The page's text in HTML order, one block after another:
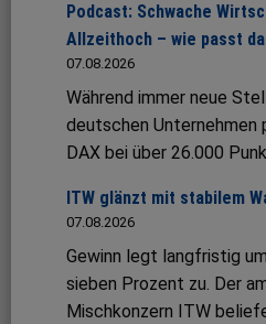
Podcast: Schwache
Allzeithoch – wie passt
07.08.2026
Während immer neue
deutschen Unternehmen
DAX bei über 26.000
ITW glänzt mit stabilem
07.08.2026
Gewinn legt langfristig
sieben Prozent zu. Der
Mischkonzern ITW